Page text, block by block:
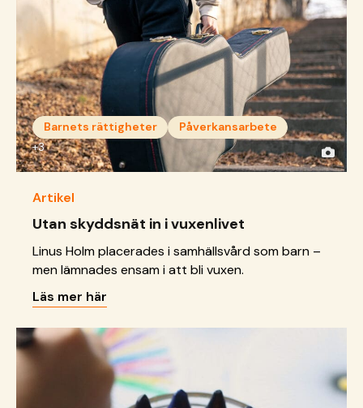
Barnets rättigheter
Påverkansarbete
+3
Artikel
Utan skyddsnät in i vuxenlivet
Linus Holm placerades i samhällsvård som barn –
men lämnades ensam i att bli vuxen.
Läs mer här